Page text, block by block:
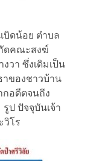
บิดน้อย ตำบล
ดคณะสงฆ์
วา ซึ่งเดิมเป็น
าของชาวบ้าน
กอดีตจนถึง
ป ปัจจุบันเจ้า
วิโร